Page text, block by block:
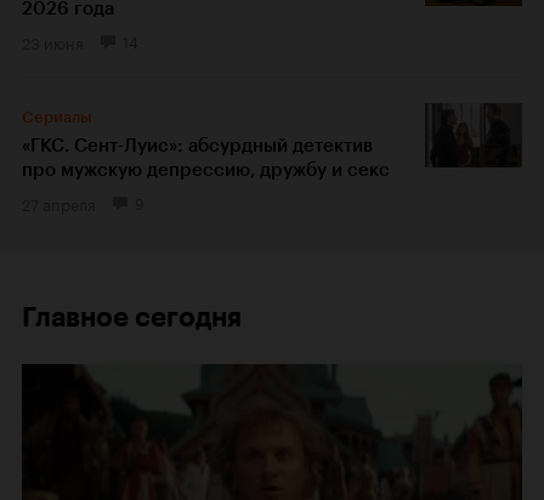
2026 года
Сериалы
«ГКС. Сент-Луис»: абсурдный детектив
про мужскую депрессию, дружбу и секс
Главное сегодня